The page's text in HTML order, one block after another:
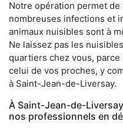
Notre opération permet
nombreuses infections et
animaux nuisibles sont à
Ne laissez pas les
quartiers chez vous,
celui de vos proches, y
à Saint-Jean-de-Liversay.
À Saint-Jean-de-
nos professionnels en